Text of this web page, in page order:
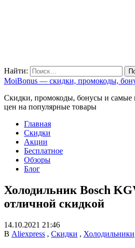
Найти:
MoiBonus — скидки, промокоды,
Скидки, промокоды, бонусы и самые
цен на популярные товары
Главная
Скидки
Акции
Бесплатное
Обзоры
Блог
Холодильник Bosch
отличной скидкой
14.10.2021 21:46
В Aliexpress , Скидки , Холодильники